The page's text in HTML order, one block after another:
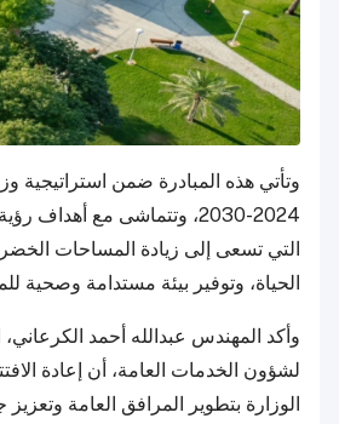
وتأتي هذه المبادرة ضمن استراتيجية
التي تسعى إلى زيادة المساحات
الحياة، وتوفير بيئة مستدامة وصحية
وأكد المهندس عبدالله أحمد
لشؤون الخدمات العامة، أن إعادة
الوزارة بتطوير المرافق العامة وتعزيز